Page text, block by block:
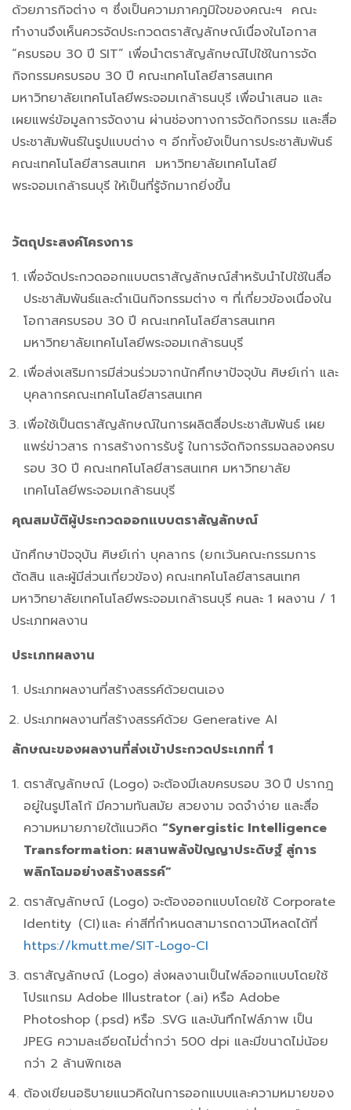
ด้วยภารกิจต่าง ๆ ซึ่งเป็นความภาคภูมิใจของคณะฯ คณะ
ทำงานจึงเห็นควรจัดประกวดตราสัญลักษณ์เนื่องในโอกาส
“ครบรอบ 30 ปี SIT” เพื่อนำตราสัญลักษณ์ไปใช้ในการจัด
กิจกรรมครบรอบ 30 ปี คณะเทคโนโลยีสารสนเทศ
มหาวิทยาลัยเทคโนโลยีพระจอมเกล้าธนบุรี เพื่อนำเสนอ และ
เผยแพร่ข้อมูลการจัดงาน ผ่านช่องทางการจัดกิจกรรม และสื่อ
ประชาสัมพันธ์ในรูปแบบต่าง ๆ อีกทั้งยังเป็นการประชาสัมพันธ์
คณะเทคโนโลยีสารสนเทศ มหาวิทยาลัยเทคโนโลยี
พระจอมเกล้าธนบุรี ให้เป็นที่รู้จักมากยิ่งขึ้น
วัตถุประสงค์โครงการ
เพื่อจัดประกวดออกแบบตราสัญลักษณ์สำหรับนำไปใช้ในสื่อ
ประชาสัมพันธ์และดำเนินกิจกรรมต่าง ๆ ที่เกี่ยวข้องเนื่องใน
โอกาสครบรอบ 30 ปี คณะเทคโนโลยีสารสนเทศ
มหาวิทยาลัยเทคโนโลยีพระจอมเกล้าธนบุรี
เพื่อส่งเสริมการมีส่วนร่วมจากนักศึกษาปัจจุบัน ศิษย์เก่า และ
บุคลากรคณะเทคโนโลยีสารสนเทศ
เพื่อใช้เป็นตราสัญลักษณ์ในการผลิตสื่อประชาสัมพันธ์ เผย
แพร่ข่าวสาร การสร้างการรับรู้ ในการจัดกิจกรรมฉลองครบ
รอบ 30 ปี คณะเทคโนโลยีสารสนเทศ มหาวิทยาลัย
เทคโนโลยีพระจอมเกล้าธนบุรี
คุณสมบัติผู้ประกวดออกแบบตราสัญลักษณ์
นักศึกษาปัจจุบัน ศิษย์เก่า บุคลากร (ยกเว้นคณะกรรมการ
ตัดสิน และผู้มีส่วนเกี่ยวข้อง) คณะเทคโนโลยีสารสนเทศ
มหาวิทยาลัยเทคโนโลยีพระจอมเกล้าธนบุรี คนละ 1 ผลงาน / 1
ประเภทผลงาน
ประเภทผลงาน
ประเภทผลงานที่สร้างสรรค์ด้วยตนเอง
ประเภทผลงานที่สร้างสรรค์ด้วย Generative AI
ลักษณะของผลงานที่ส่งเข้าประกวดประเภทที่ 1
ตราสัญลักษณ์ (Logo) จะต้องมีเลขครบรอบ 30ปี ปรากฎ
อยู่ในรูปโลโก้ มีความทันสมัย สวยงาม จดจำง่าย และสื่อ
ความหมายภายใต้แนวคิด “Synergistic Intelligence
Transformation: ผสานพลังปัญญาประดิษฐ์ สู่การ
พลิกโฉมอย่างสร้างสรรค์”
ตราสัญลักษณ์ (Logo) จะต้องออกแบบโดยใช้ Corporate
Identity (CI) และ ค่าสีที่กำหนดสามารถดาวน์โหลดได้ที่
https://kmutt.me/SIT-Logo-CI
ตราสัญลักษณ์ (Logo) ส่งผลงานเป็นไฟล์ออกแบบโดยใช้
โปรแกรม Adobe Illustrator (.ai) หรือ Adobe
Photoshop (.psd) หรือ .SVG และบันทึกไฟล์ภาพ เป็น
JPEG ความละเอียดไม่ต่ำกว่า 500 dpi และมีขนาดไม่น้อย
กว่า 2 ล้านพิกเซล
ต้องเขียนอธิบายแนวคิดในการออกแบบและความหมายของ